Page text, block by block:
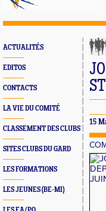
ACTUALITÉS
EDITOS
CONTACTS
LA VIE DU COMITÉ
CLASSEMENT DES CLUBS
SITES CLUBS DU GARD
LES FORMATIONS
LES JEUNES (BE-MI)
15